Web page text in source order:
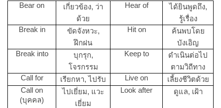
Bear on
เกี่ยวข้อง, ว่า
ด้วย
Hear of
ได้ยินพูดถึง,
รู้เรื่อง
Break in
ขัดจังหวะ,
ฝึกฝน
Hit on
ค้นพบโดย
บังเอิญ
Break into
บุกรุก,
โจรกรรม
Keep to
ดำเนินต่อไป
ตามวิถีทาง
Call for
เรียกหา, ไปรับ Live on
เลี้ยงชีวิตด้วย
Call on
(บุคคล)
ไปเยี่ยม, แวะ
เยี่ยม
Look after ดูแล, เฝ้า